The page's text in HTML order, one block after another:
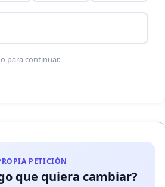
para continuar.
PETICIÓN
que quiera cambiar?